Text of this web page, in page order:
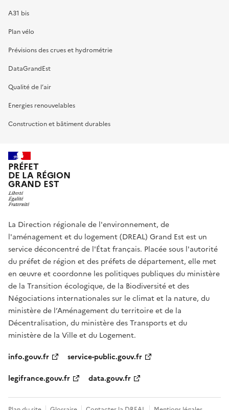
A31 bis
Plan vélo
Prévisions des crues et hydrométrie
DataGrandEst
Qualité de l’air
Energies renouvelables
Construction et bâtiment durables
PRÉFET
DE LA RÉGION
GRAND EST
La Direction régionale de l'environnement, de
l'aménagement et du logement (DREAL) Grand Est est un
service déconcentré de l'État français. Placée sous l'autorité
du préfet de région et des préfets de département, elle met
en œuvre et coordonne les politiques publiques du ministère
de la Transition écologique, de la Biodiversité et des
Négociations internationales sur le climat et la nature, du
ministère de l’Aménagement du territoire et de la
Décentralisation, du ministère des Transports et du
ministère de la Ville et du Logement.
info.gouv.fr
service-public.gouv.fr
legifrance.gouv.fr
data.gouv.fr